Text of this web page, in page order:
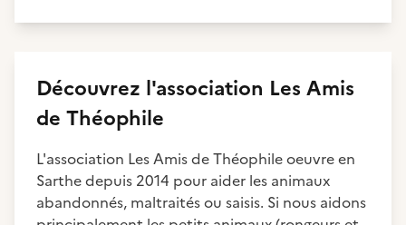
Découvrez l'association Les Amis
de Théophile
L'association Les Amis de Théophile oeuvre en
Sarthe depuis 2014 pour aider les animaux
abandonnés, maltraités ou saisis. Si nous aidons